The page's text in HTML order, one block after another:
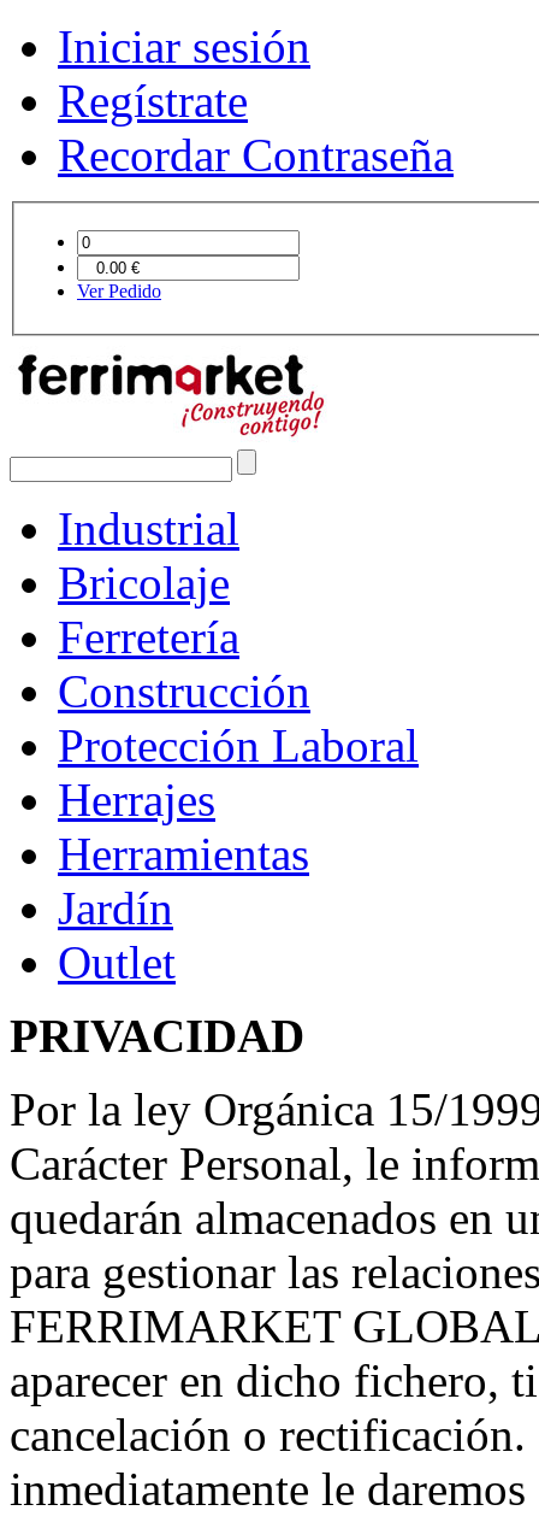
Iniciar sesión
Regístrate
Recordar Contraseña
Ver Pedido
Industrial
Bricolaje
Ferretería
Construcción
Protección Laboral
Herrajes
Herramientas
Jardín
Outlet
PRIVACIDAD
Por la ley Orgánica 15/
Carácter Personal, le
quedarán almacenados en
para gestionar las
FERRIMARKET
aparecer en dicho fichero,
cancelación o
inmediatamente le